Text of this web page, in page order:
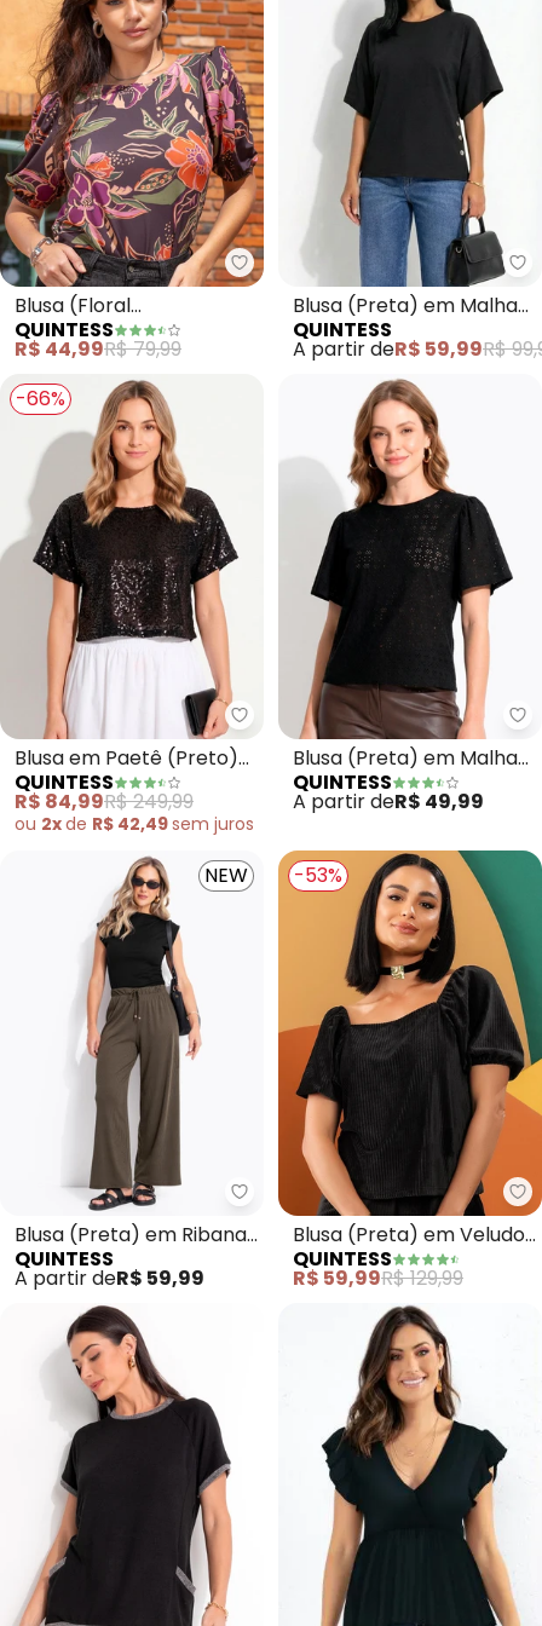
Quintess - Blusa (Floral
Blusa (Floral
Expressionista) em Malha
Fria
QUINTESS
R$ 44,99R$ 79,99
Blusa (Preta) em Malha
Crepe
QUINTESS
A partir deR$ 59,99R$
-66%
Quintess - Blusa em Paetê
Blusa em Paetê (Preto)
Soltinha
QUINTESS
R$ 84,99R$ 249,99
ou 2xde R$ 42,49sem juros
Blusa (Preta) em Malha
Laise
QUINTESS
A partir deR$ 49,99
NEW
Quintess - Blusa (Preta) em
Blusa (Preta) em Ribana
Canelada
QUINTESS
A partir deR$ 59,99
-53%
Blusa (Preta) em Veludo
Cotelê
QUINTESS
R$ 59,99R$ 129,99